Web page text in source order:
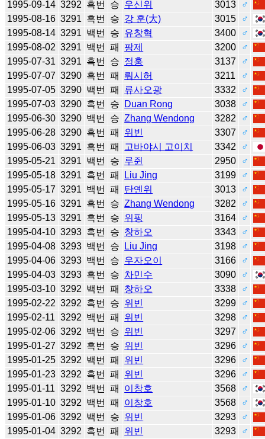
1995-09-14 3292 흑번 승 우신위 3013
♂
1995-08-16 3291 흑번 승 강 훈(大) 3015
♂
1995-08-14 3291 백번 승 유창혁 3400
♂
1995-08-02 3291 백번 패 팡제 3200
♂
1995-07-31 3291 흑번 승 정훙 3137
♂
1995-07-07 3290 흑번 패 뤄시허 3211
♂
1995-07-05 3290 백번 패 류사오광 3332
♂
1995-07-03 3290 흑번 승 Duan Rong 3038
♂
1995-06-30 3290 백번 승 Zhang Wendong 3282
♂
1995-06-28 3290 흑번 패 위빈 3307
♂
1995-06-03 3291 흑번 패 고바야시 고이치 3342
♂
1995-05-21 3291 백번 승 루쥔 2950
♂
1995-05-18 3291 흑번 패 Liu Jing 3199
♂
1995-05-17 3291 백번 패 탄옌위 3013
♂
1995-05-16 3291 흑번 승 Zhang Wendong 3282
♂
1995-05-13 3291 흑번 승 위핑 3164
♂
1995-04-10 3293 흑번 승 창하오 3343
♂
1995-04-08 3293 백번 승 Liu Jing 3198
♂
1995-04-06 3293 백번 승 우자오이 3166
♂
1995-04-03 3293 흑번 승 차민수 3090
♂
1995-03-10 3292 백번 패 창하오 3338
♂
1995-02-22 3292 흑번 승 위빈 3299
♂
1995-02-11 3292 백번 패 위빈 3298
♂
1995-02-06 3292 백번 승 위빈 3297
♂
1995-01-27 3292 흑번 승 위빈 3296
♂
1995-01-25 3292 백번 패 위빈 3296
♂
1995-01-23 3292 흑번 패 위빈 3296
♂
1995-01-11 3292 백번 패 이창호 3568
♂
1995-01-10 3292 백번 패 이창호 3568
♂
1995-01-06 3292 백번 승 위빈 3293
♂
1995-01-04 3292 흑번 패 위빈 3293
♂